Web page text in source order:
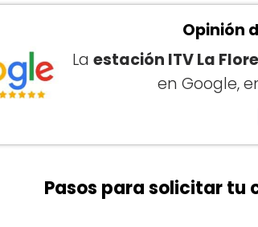
Opinión
La estación ITV La
en Google,
Pasos para solicitar tu